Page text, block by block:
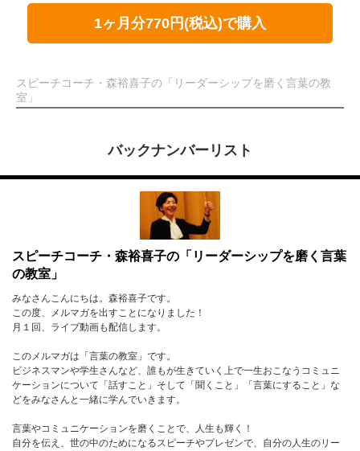
1ヶ月分770円(税込)で購入
スピーチコーチ・森裕喜子の「リーダーシップを磨く言葉の教
室」
バックナンバーリスト
スピーチコーチ・森裕喜子の「リーダーシップを磨く言葉
の教室」
みなさんこんにちは。森裕喜子です。
この度、メルマガを出すことになりました！
月１回、ライブ動画も配信します。
このメルマガは「言葉の教室」です。
ビジネスマンや学生さんなど、誰もが生きていく上で一生おこなうコミュニ
ケーションについて「話すこと」そして「聞くこと」「言葉にすること」な
どをみなさんと一緒に学んでいきます。
言葉やコミュニケーションを磨くことで、人生も輝く！
自分を伝え、世の中のためになるスピーチやプレゼンで、自分の人生のリー